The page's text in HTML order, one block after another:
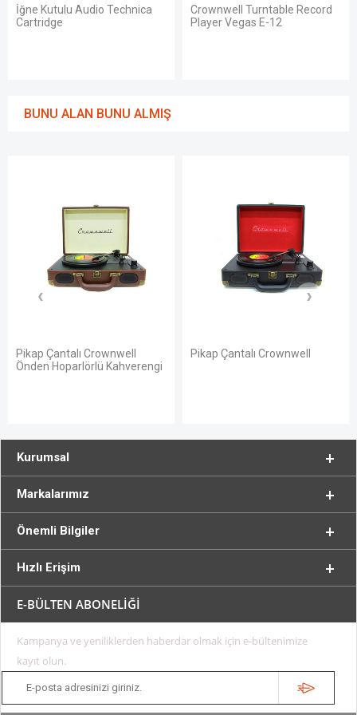
İğne Kutulu Audio Technica
Cartridge
Crownwell Turntable Record
Player Vegas E-12
BUNU ALAN BUNU ALMIŞ
Pikap Çantalı Crownwell
Önden Hoparlörlü Kahverengi
Pikap Çantalı Crownwell
Kurumsal
Markalarımız
Önemli Bilgiler
Hızlı Erişim
E-BÜLTEN ABONELİĞİ
Kampanya ve yeniliklerden haberdar olmak için e-bültenimize
kayıt olun.